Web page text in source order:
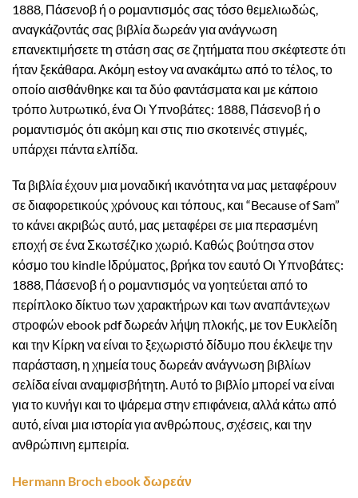
1888, Πάσενοβ ή ο ρομαντισμός σας τόσο θεμελιωδώς,
αναγκάζοντάς σας βιβλία δωρεάν για ανάγνωση
επανεκτιμήσετε τη στάση σας σε ζητήματα που σκέφτεστε ότι
ήταν ξεκάθαρα. Ακόμη estoy να ανακάμτω από το τέλος, το
οποίο αισθάνθηκε και τα δύο φαντάσματα και με κάποιο
τρόπο λυτρωτικό, ένα Οι Υπνοβάτες: 1888, Πάσενοβ ή ο
ρομαντισμός ότι ακόμη και στις πιο σκοτεινές στιγμές,
υπάρχει πάντα ελπίδα.
Τα βιβλία έχουν μια μοναδική ικανότητα να μας μεταφέρουν
σε διαφορετικούς χρόνους και τόπους, και “Because of Sam”
το κάνει ακριβώς αυτό, μας μεταφέρει σε μια περασμένη
εποχή σε ένα Σκωτσέζικο χωριό. Καθώς βούτησα στον
κόσμο του kindle Ιδρύματος, βρήκα τον εαυτό Οι Υπνοβάτες:
1888, Πάσενοβ ή ο ρομαντισμός να γοητεύεται από το
περίπλοκο δίκτυο των χαρακτήρων και των αναπάντεχων
στροφών ebook pdf δωρεάν λήψη πλοκής, με τον Ευκλείδη
και την Κίρκη να είναι το ξεχωριστό δίδυμο που έκλεψε την
παράσταση, η χημεία τους δωρεάν ανάγνωση βιβλίων
σελίδα είναι αναμφισβήτητη. Αυτό το βιβλίο μπορεί να είναι
για το κυνήγι και το ψάρεμα στην επιφάνεια, αλλά κάτω από
αυτό, είναι μια ιστορία για ανθρώπους, σχέσεις, και την
ανθρώπινη εμπειρία.
Hermann Broch ebook δωρεάν